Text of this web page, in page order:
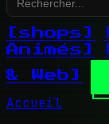
[shops]
Animés]
& Web]
Accueil